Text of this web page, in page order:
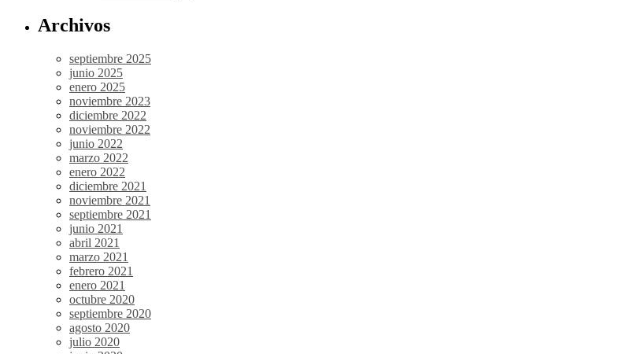
Archivos
septiembre 2025
junio 2025
enero 2025
noviembre 2023
diciembre 2022
noviembre 2022
junio 2022
marzo 2022
enero 2022
diciembre 2021
noviembre 2021
septiembre 2021
junio 2021
abril 2021
marzo 2021
febrero 2021
enero 2021
octubre 2020
septiembre 2020
agosto 2020
julio 2020